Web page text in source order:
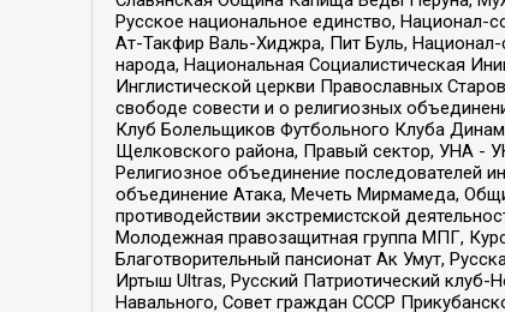
Русское национальное единство,
Ат-Такфир Валь-Хиджра, Пит Буль,
народа, Национальная Социалистическая
Инглистической церкви Православных
свободе совести и о религиозных
Клуб Болельщиков Футбольного Клуба
Щелковского района, Правый сектор, УНА -
Религиозное объединение последователей
объединение Атака, Мечеть Мирмамеда,
противодействии экстремистской
Молодежная правозащитная группа МПГ,
Благотворительный пансионат Ак Умут,
Иртыш Ultras, Русский Патриотический
Навального, Совет граждан СССР